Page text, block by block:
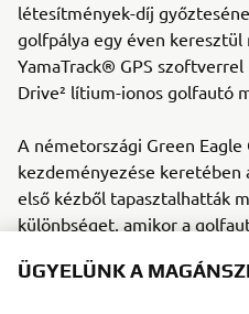
létesítmények-díj
golfpálya egy éven keresztül
YamaTrack® GPS
Drive² lítium-ionos golfautó
A németországi Green
kezdeményezése keretében
első kézből tapasztalhatták
különbséget, amikor a
megerősíti a Yamaha
ÜGYELÜNK A